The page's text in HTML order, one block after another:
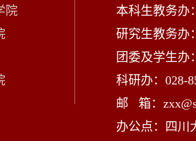
院
本科生教务办
研究生教务办
团委及学生办
科研办：028-
邮 箱：
办公点：四川